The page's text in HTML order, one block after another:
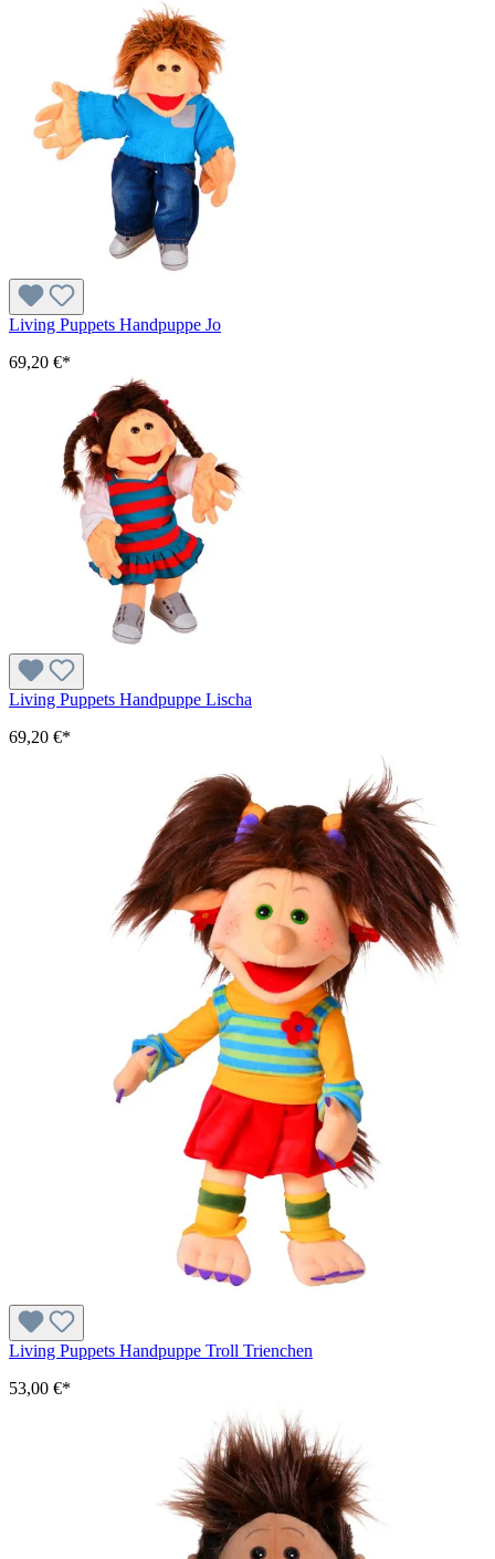
Living Puppets Handpuppe Jo
69,20 €*
Living Puppets Handpuppe Lischa
69,20 €*
Living Puppets Handpuppe Troll Trienchen
53,00 €*